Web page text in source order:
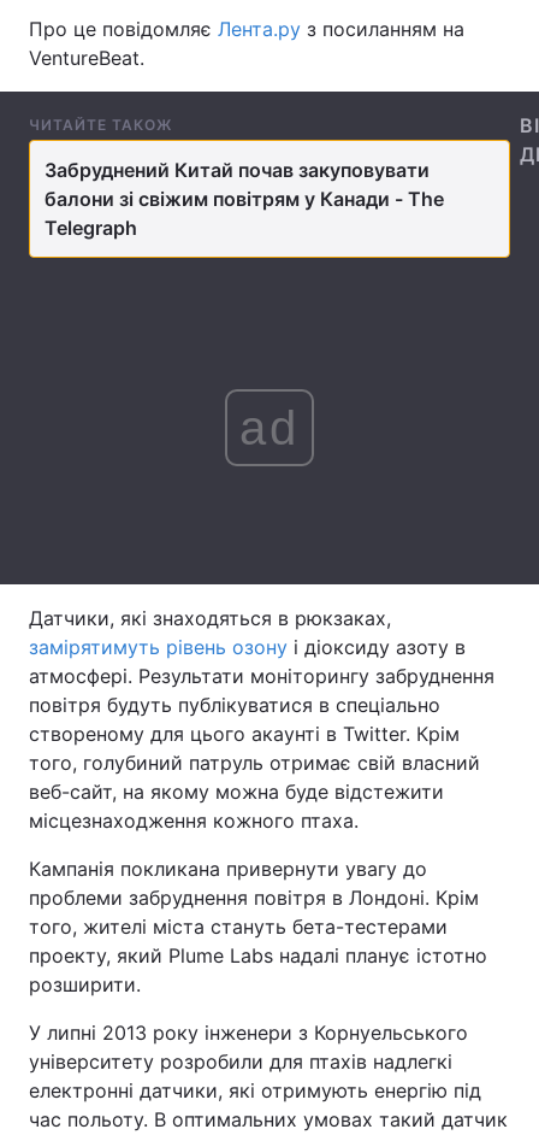
Головна
Україна
Економіка Світ
Спорт
Погода
Відео з Youtube Статті
Інтерв'ю Думки
Архів Вакансії
Контакти
Послуги
Тема оформлення
Про це повідомляє Лента.ру з посиланням на
VentureBeat.
ЧИТАЙТЕ ТАКОЖ
Забруднений Китай почав закуповувати
балони зі свіжим повітрям у Канади - The
Telegraph
ad
Датчики, які знаходяться в рюкзаках,
замірятимуть рівень озону і діоксиду азоту в
атмосфері. Результати моніторингу забруднення
повітря будуть публікуватися в спеціально
створеному для цього акаунті в Twitter. Крім
того, голубиний патруль отримає свій власний
веб-сайт, на якому можна буде відстежити
місцезнаходження кожного птаха.
Кампанія покликана привернути увагу до
проблеми забруднення повітря в Лондоні. Крім
того, жителі міста стануть бета-тестерами
проекту, який Plume Labs надалі планує істотно
розширити.
У липні 2013 року інженери з Корнуельського
університету розробили для птахів надлегкі
електронні датчики, які отримують енергію під
час польоту. В оптимальних умовах такий датчик